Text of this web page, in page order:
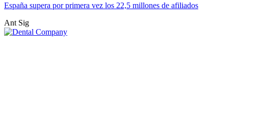
España supera por primera vez los 22,5 millones de afiliados
Ant Sig